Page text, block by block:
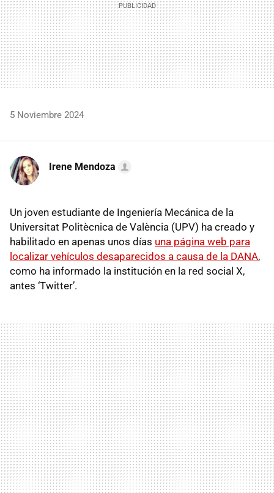
5 Noviembre 2024
Irene Mendoza
Un joven estudiante de Ingeniería Mecánica de la
Universitat Politècnica de València (UPV) ha creado y
habilitado en apenas unos días una página web para
localizar vehículos desaparecidos a causa de la DANA,
como ha informado la institución en la red social X,
antes ‘Twitter’.